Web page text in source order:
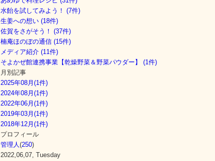
水飴を試してみよう！ (7件)
生姜への想い (18件)
佐賀をさがそう！ (37件)
楠庵ほのぼの通信 (15件)
メディア紹介 (11件)
そよかぜ館連携事業【乾燥野菜＆野菜パウダー】 (1件)
月別記事
2025年08月(1件)
2024年08月(1件)
2022年06月(1件)
2019年03月(1件)
2018年12月(1件)
プロフィール
管理人(250)
2022,06,07, Tuesday